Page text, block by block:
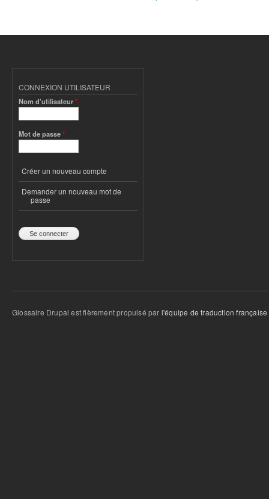
CONNEXION UTILISATEUR
Nom d'utilisateur*
Mot de passe*
Créer un nouveau compte
Demander un nouveau mot de
passe
Glossaire Drupal est fièrement propulsé par l'équipe de traduction française